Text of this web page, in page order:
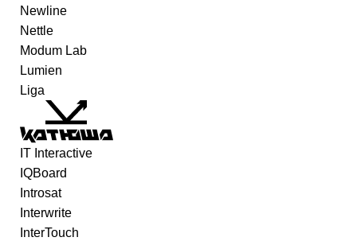
Newline
Nettle
Modum Lab
Lumien
Liga
IT Interactive
IQBoard
Introsat
Interwrite
InterTouch